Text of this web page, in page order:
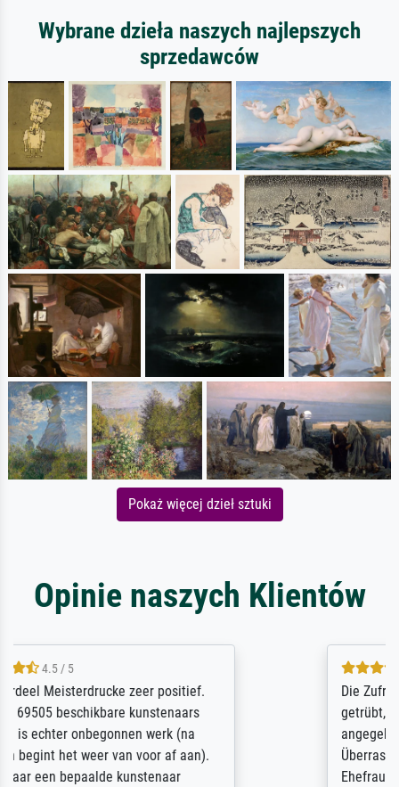
Wybrane dzieła naszych najlepszych
sprzedawców
Pokaż więcej dzieł sztuki
Opinie naszych Klientów
Die Zufriedenheit ist auch nicht dadurch
getrübt, dass das Bild entgegen einer
angegebenen Lieferanschrift (sollte eine
Überraschung für die normannische
Ehefrau sein zum Hochzeits- gleichzeitig